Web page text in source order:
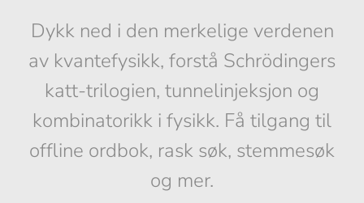
Dykk ned i den merkelige verdenen
av kvantefysikk, forstå Schrödingers
katt-trilogien, tunnelinjeksjon og
kombinatorikk i fysikk. Få tilgang til
offline ordbok, rask søk, stemmesøk
og mer.